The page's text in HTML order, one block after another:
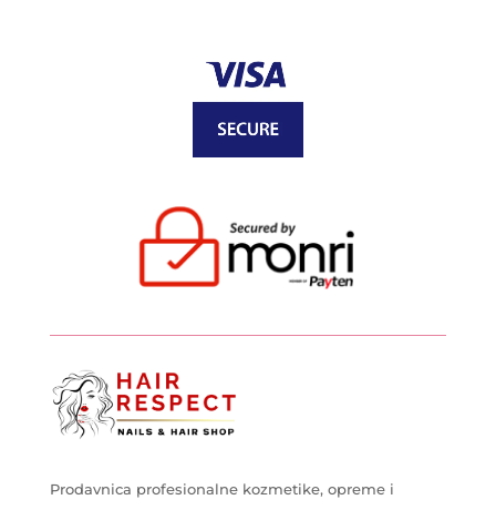
Prodavnica profesionalne kozmetike, opreme i